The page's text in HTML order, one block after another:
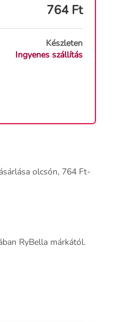
764Ft
Készleten
Ingyenes szállítás
olcsón, 764 Ft-
RyBella márkától.